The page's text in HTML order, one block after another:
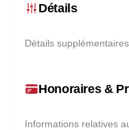
Détails
Détails
Honoraires &
Informations relatives